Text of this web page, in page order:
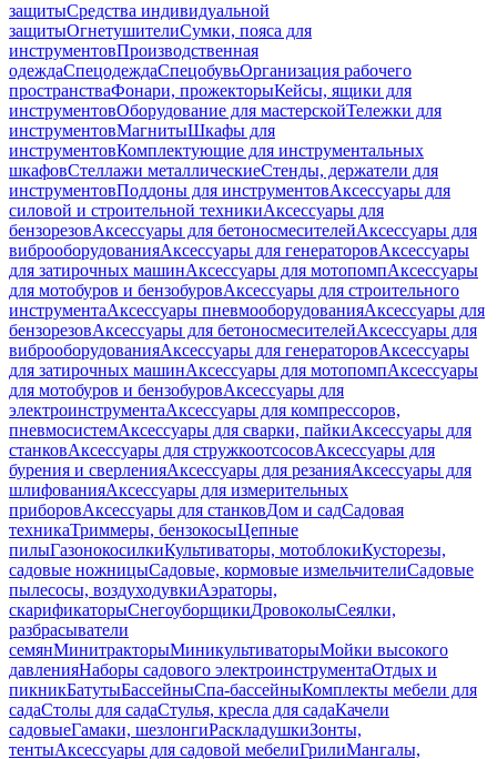
защитыСредства индивидуальной
защитыОгнетушителиСумки, пояса для
инструментовПроизводственная
одеждаСпецодеждаСпецобувьОрганизация рабочего
пространстваФонари, прожекторыКейсы, ящики для
инструментовОборудование для мастерскойТележки для
инструментовМагнитыШкафы для
инструментовКомплектующие для инструментальных
шкафовСтеллажи металлическиеСтенды, держатели для
инструментовПоддоны для инструментовАксессуары для
силовой и строительной техникиАксессуары для
бензорезовАксессуары для бетоносмесителейАксессуары для
виброоборудованияАксессуары для генераторовАксессуары
для затирочных машинАксессуары для мотопомпАксессуары
для мотобуров и бензобуровАксессуары для строительного
инструментаАксессуары пневмооборудованияАксессуары для
бензорезовАксессуары для бетоносмесителейАксессуары для
виброоборудованияАксессуары для генераторовАксессуары
для затирочных машинАксессуары для мотопомпАксессуары
для мотобуров и бензобуровАксессуары для
электроинструментаАксессуары для компрессоров,
пневмосистемАксессуары для сварки, пайкиАксессуары для
станковАксессуары для стружкоотсосовАксессуары для
бурения и сверленияАксессуары для резанияАксессуары для
шлифованияАксессуары для измерительных
приборовАксессуары для станковДом и садСадовая
техникаТриммеры, бензокосыЦепные
пилыГазонокосилкиКультиваторы, мотоблокиКусторезы,
садовые ножницыСадовые, кормовые измельчителиСадовые
пылесосы, воздуходувкиАэраторы,
скарификаторыСнегоуборщикиДровоколыСеялки,
разбрасыватели
семянМинитракторыМиникультиваторыМойки высокого
давленияНаборы садового электроинструментаОтдых и
пикникБатутыБассейныСпа-бассейныКомплекты мебели для
садаСтолы для садаСтулья, кресла для садаКачели
садовыеГамаки, шезлонгиРаскладушкиЗонты,
тентыАксессуары для садовой мебелиГрилиМангалы,